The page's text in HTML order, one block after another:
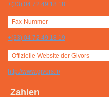
+(33) 04 72 49 18 18
Fax-Nummer
+(33) 04 72 49 18 19
Offizielle Website der Givors
http://www.givors.fr/
Zahlen